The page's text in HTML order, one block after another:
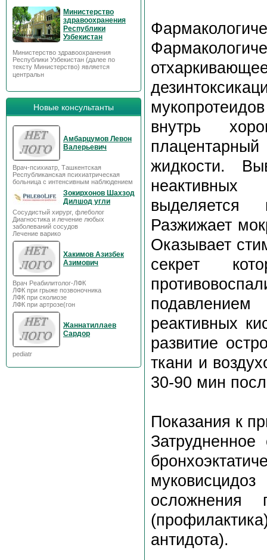
Министерство
здравоохранения
Республики
Узбекистан
Министерство здравоохранения
Республики Узбекистан (далее по
тексту Министерство) является
центральн
Новые консультанты
Амбарцумов Левон
Валерьевич
Врач-психиатр, Ташкентская
Республиканская психиатрическая
больница с интенсивным наблюдением
Зокирхонов Шахзод
Дилшод угли
Сосудистый хирург, флеболог
Диагностика и лечение любых
заболеваний сосудов
Лечение варико
Хакимов Азизбек
Азимович
Врач Реабилитолог-ЛФК
ЛФК при грыже позвоночника
ЛФК при сколиозе
ЛФК при артрозе(гон
Жаннатиллаев
Сардор
pediatr
внутрь
жидкости.
неактивных
Разжижает
Оказывает
секрет
реактивных
развитие
ткани и
30-90 мин
Показания к
осложнения
антидота).